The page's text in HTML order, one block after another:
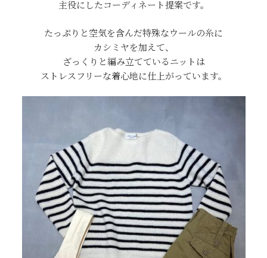
主役にしたコーディネート提案です。
たっぷりと空気を含んだ特殊なウールの糸に
カシミヤを加えて、
ざっくりと編み立てているニットは
ストレスフリーな着心地に仕上がっています。